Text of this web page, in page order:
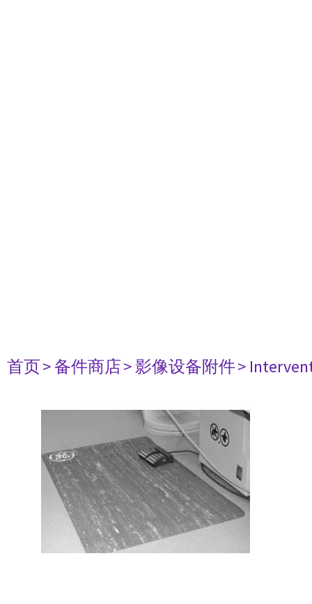
首页> 备件商店> 影像设备附件>